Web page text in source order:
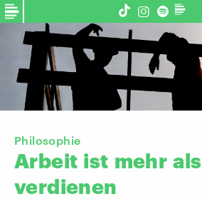
Philosophie
Arbeit ist mehr als
verdienen